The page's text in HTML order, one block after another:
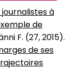
à
de
F. (27, 2015).
de ses